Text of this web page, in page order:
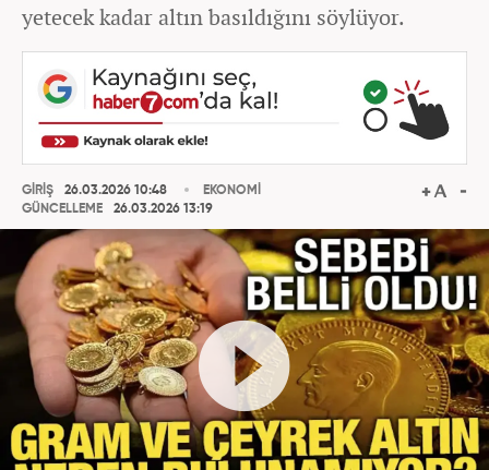
yetecek kadar altın basıldığını söylüyor.
GİRİŞ
26.03.2026 10:48
GÜNCELLEME
26.03.2026 13:19
EKONOMİ